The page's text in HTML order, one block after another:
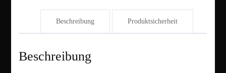
Beschreibung Produktsicherheit
Beschreibung